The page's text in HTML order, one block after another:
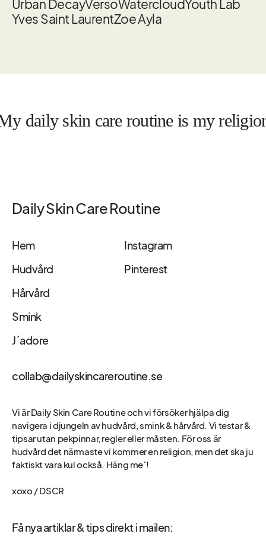
Urban DecayVersoWatercloudYouth Lab
Yves Saint LaurentZoe Ayla
skin care routine is my religion
Daily Skin Care Routine
Hem
Hudvård
Hårvård
Smink
J´adore
Instagram
Pinterest
collab@dailyskincareroutine.se
Vi är Daily Skin Care Routine och vi försöker hjälpa dig
navigera i djungeln av hudvård, smink & hårvård. Vi testar &
tipsar utan pekpinnar, regler eller måsten. För oss är
hudvård det närmaste vi kommer en religion, men det ska ju
faktiskt vara kul också. Häng me´!
xoxo / DSCR
Få nya artiklar & tips direkt i mailen: